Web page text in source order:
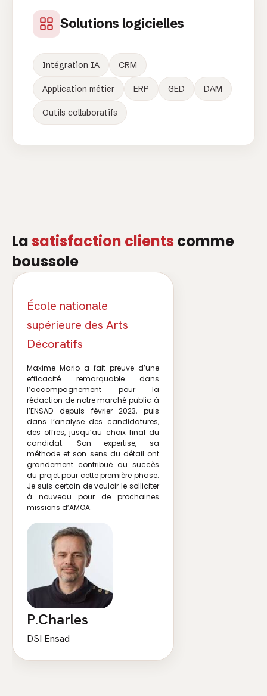
Solutions logicielles
Intégration IA CRM
Application métier ERP GED DAM
Outils collaboratifs
Lasatisfaction clients comme
boussole
École nationale
supérieure des Arts
Décoratifs
Maxime Mario a fait preuve d’une
efficacité remarquable dans
l’accompagnement pour la
rédaction de notre marché public à
l’ENSAD depuis février 2023, puis
dans l’analyse des candidatures,
des offres, jusqu’au choix final du
candidat. Son expertise, sa
méthode et son sens du détail ont
grandement contribué au succès
du projet pour cette première phase.
Je suis certain de vouloir le solliciter
à nouveau pour de prochaines
missions d’AMOA.
P.Charles
DSI Ensad